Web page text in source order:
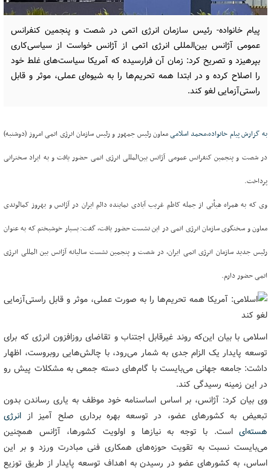
پیام خانواده- رئیس سازمان انرژی اتمی در شصت و پنجمین کنفرانس
عمومی آژانس بین‌المللی انرژی اتمی از آژانس خواست از سیاسی‌کاری
بپرهیزد و تصریح کرد: زمان آن فرارسیده که آمریکا سیاست‌های غلط خود
را اصلاح کرده و در ابتدا همه تحریم‌ها را به شیوه‌ای عملی، موثر و قابل
راستی‌آزمایی لغو کند.
به گزارش پیام خانواده،محمد اسلامیمعاون رئیس جمهور و رئیس سازمان انرژی اتمی امروز (دوشنبه)
در شصت و پنجمین کنفرانس عمومی آژانس بین‌المللی انرژی اتمی حضور یافت و به ایراد سخنرانی
پرداخت.
وی که به همراه هیأتی از جمله کاظم غریب آبادی نماینده دائم ایران در آژانس و بهروز کمالوندی
معاون و سخنگوی سازمان انرژی اتمی در این نشست حضور یافت، گفت: بسیار خوشبختم که به عنوان
رئیس جدید سازمان انرژی اتمی ایران، در شصت و پنجمین نشست سالیانه آژانس بین المللی انرژی
اتمی حضور دارم.
اسلامی با بیان این‌که روند غیرقابل اجتناب و تقاضای روزافزون انرژی که برای
توسعه پایدار یک الزام جدی به شمار می‌رود، با چالش‌هایی روبروست، اظهار
داشت: جامعه جهانی می‌بایست با گام‌های دسته جمعی به مشکلات پیش رو
در این زمینه رسیدگی کند.
وی بیان کرد: آژانس، بر اساس اساسنامه خود موظف به یاری رساندن بدون
تبعیض به کشورهای عضو، در توسعه بهره برداری صلح آمیز از انرژی
هسته‌ای است. با توجه به نیازها و اولویت کشورها، آژانس همچنین
می‌بایست نسبت به تقویت حوزه‌های همکاری فنی مبادرت ورزد و بر این
اساس، به کشورهای عضو در رسیدن به اهداف توسعه پایدار از طریق توزیع